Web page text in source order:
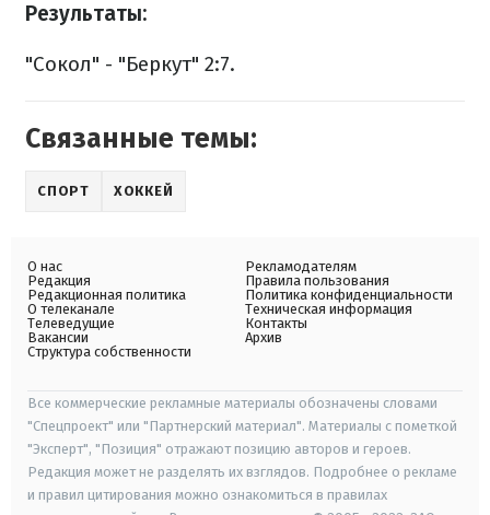
Результаты:
"Сокол" - "Беркут" 2:7.
Связанные темы:
СПОРТ ХОККЕЙ
О нас
Редакция
Редакционная политика
О телеканале
Телеведущие
Вакансии
Структура собственности
Рекламодателям
Правила пользования
Политика конфиденциальности
Техническая информация
Контакты
Архив
Все коммерческие рекламные материалы обозначены словами
"Спецпроект" или "Партнерский материал". Материалы с пометкой
"Эксперт", "Позиция" отражают позицию авторов и героев.
Редакция может не разделять их взглядов. Подробнее о рекламе
и правил цитирования можно ознакомиться в правилах